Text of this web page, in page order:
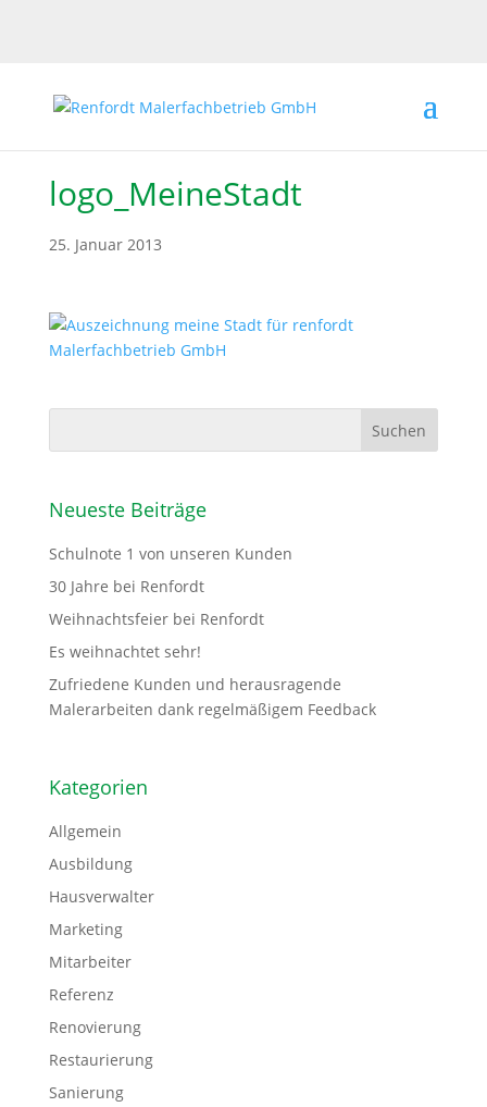
logo_MeineStadt
25. Januar 2013
Neueste Beiträge
Schulnote 1 von unseren Kunden
30 Jahre bei Renfordt
Weihnachtsfeier bei Renfordt
Es weihnachtet sehr!
Zufriedene Kunden und herausragende
Malerarbeiten dank regelmäßigem Feedback
Kategorien
Allgemein
Ausbildung
Hausverwalter
Marketing
Mitarbeiter
Referenz
Renovierung
Restaurierung
Sanierung